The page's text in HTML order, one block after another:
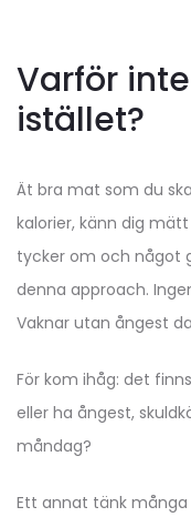
Varför
istället?
Ät bra mat som du
kalorier, känn dig
tycker om och något
denna approach.
Vaknar utan ångest
För kom ihåg: det
eller ha ångest,
måndag?
Ett annat tänk